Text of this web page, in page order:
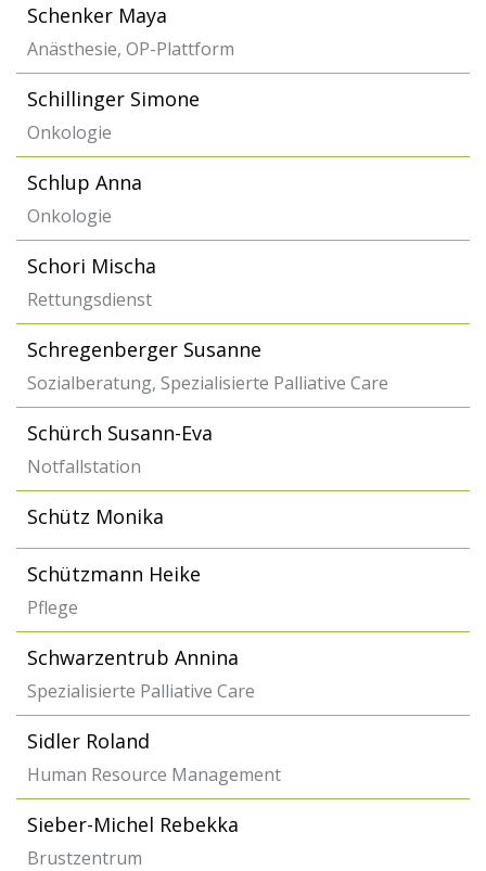
Schenker Maya
Anästhesie, OP-Plattform
Schillinger Simone
Onkologie
Schlup Anna
Onkologie
Schori Mischa
Rettungsdienst
Schregenberger Susanne
Sozialberatung, Spezialisierte Palliative Care
Schürch Susann-Eva
Notfallstation
Schütz Monika
Schützmann Heike
Pflege
Schwarzentrub Annina
Spezialisierte Palliative Care
Sidler Roland
Human Resource Management
Sieber-Michel Rebekka
Brustzentrum